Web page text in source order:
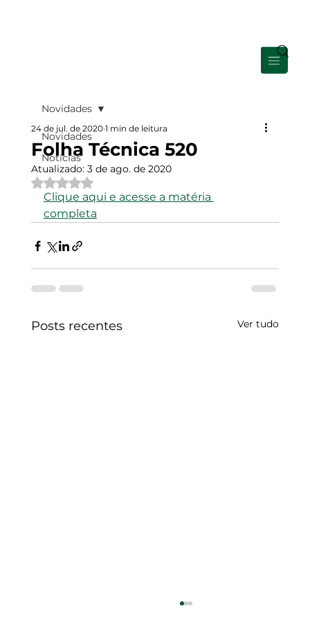
Novidades
Notícias
Novidades
Folha Técnica 520
24 de jul. de 2020 1 min de leitura
Atualizado: 3 de ago. de 2020
Avaliado com NaN de 5 estrelas.
Clique aqui e acesse a matéria
completa
Posts recentes Ver tudo